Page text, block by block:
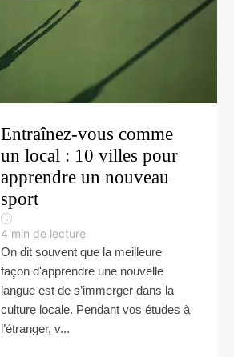
Entraînez-vous comme
un local : 10 villes pour
apprendre un nouveau
sport
4 min de lecture
On dit souvent que la meilleure
façon d'apprendre une nouvelle
langue est de s’immerger dans la
culture locale. Pendant vos études à
l’étranger, v...